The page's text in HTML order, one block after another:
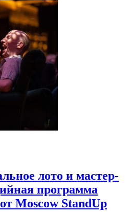
лото и мастер-
программа
Moscow StandUp